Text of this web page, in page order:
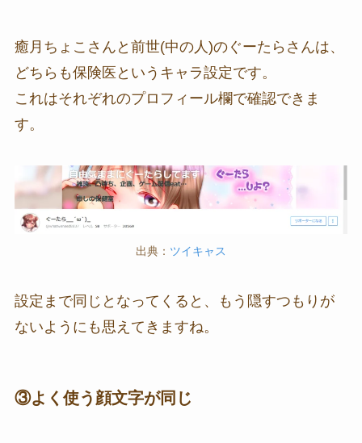
癒月ちょこさんと前世(中の人)のぐーたらさんは、
どちらも保険医というキャラ設定です。
これはそれぞれのプロフィール欄で確認できま
す。
出典： ツイキャス
設定まで同じとなってくると、もう隠すつもりが
ないようにも思えてきますね。
③よく使う顔文字が同じ